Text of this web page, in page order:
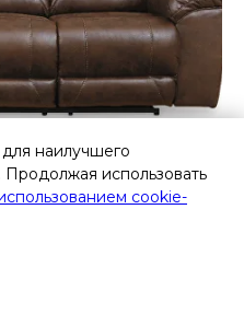
диван-реклайнер
наилучшего
использовать
cookie-